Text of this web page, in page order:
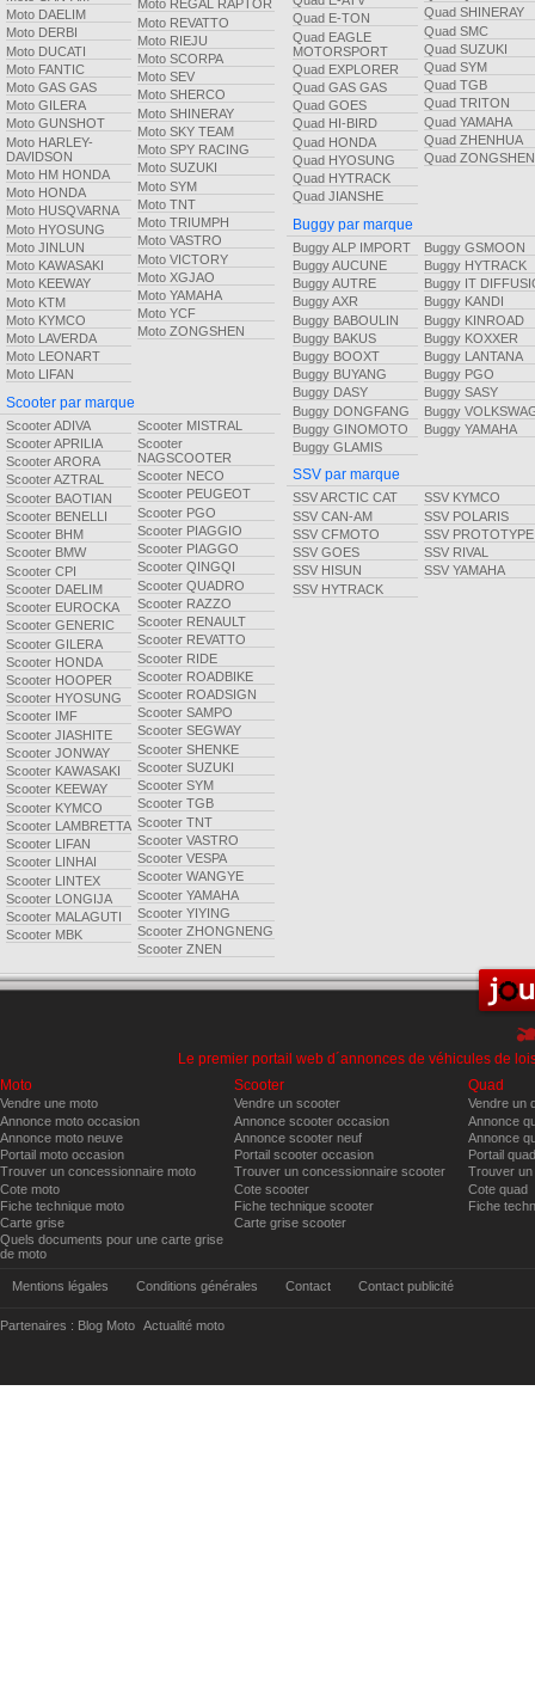
Moto DAELIM
Moto DERBI
Moto DUCATI
Moto FANTIC
Moto GAS GAS
Moto GILERA
Moto GUNSHOT
Moto HARLEY-
DAVIDSON
Moto HM HONDA
Moto HONDA
Moto HUSQVARNA
Moto HYOSUNG
Moto JINLUN
Moto KAWASAKI
Moto KEEWAY
Moto KTM
Moto KYMCO
Moto LAVERDA
Moto LEONART
Moto LIFAN
Moto REGAL RAPTOR
Moto REVATTO
Moto RIEJU
Moto SCORPA
Moto SEV
Moto SHERCO
Moto SHINERAY
Moto SKY TEAM
Moto SPY RACING
Moto SUZUKI
Moto SYM
Moto TNT
Moto TRIUMPH
Moto VASTRO
Moto VICTORY
Moto XGJAO
Moto YAMAHA
Moto YCF
Moto ZONGSHEN
Scooter par marque
Scooter ADIVA
Scooter APRILIA
Scooter ARORA
Scooter AZTRAL
Scooter BAOTIAN
Scooter BENELLI
Scooter BHM
Scooter BMW
Scooter CPI
Scooter DAELIM
Scooter EUROCKA
Scooter GENERIC
Scooter GILERA
Scooter HONDA
Scooter HOOPER
Scooter HYOSUNG
Scooter IMF
Scooter JIASHITE
Scooter JONWAY
Scooter KAWASAKI
Scooter KEEWAY
Scooter KYMCO
Scooter LAMBRETTA
Scooter LIFAN
Scooter LINHAI
Scooter LINTEX
Scooter LONGIJA
Scooter MALAGUTI
Scooter MBK
Scooter MISTRAL
Scooter
NAGSCOOTER
Scooter NECO
Scooter PEUGEOT
Scooter PGO
Scooter PIAGGIO
Scooter PIAGGO
Scooter QINGQI
Scooter QUADRO
Scooter RAZZO
Scooter RENAULT
Scooter REVATTO
Scooter RIDE
Scooter ROADBIKE
Scooter ROADSIGN
Scooter SAMPO
Scooter SEGWAY
Scooter SHENKE
Scooter SUZUKI
Scooter SYM
Scooter TGB
Scooter TNT
Scooter VASTRO
Scooter VESPA
Scooter WANGYE
Scooter YAMAHA
Scooter YIYING
Scooter ZHONGNENG
Scooter ZNEN
Quad E-TON
Quad EAGLE
MOTORSPORT
Quad EXPLORER
Quad GAS GAS
Quad GOES
Quad HI-BIRD
Quad HONDA
Quad HYOSUNG
Quad HYTRACK
Quad JIANSHE
Quad SHINERAY
Quad SMC
Quad SUZUKI
Quad SYM
Quad TGB
Quad TRITON
Quad YAMAHA
Quad ZHENHUA
Quad ZONGSHEN
Buggy par marque
Buggy ALP IMPORT
Buggy AUCUNE
Buggy AUTRE
Buggy AXR
Buggy BABOULIN
Buggy BAKUS
Buggy BOOXT
Buggy BUYANG
Buggy DASY
Buggy DONGFANG
Buggy GINOMOTO
Buggy GLAMIS
Buggy GSMOON
Buggy HYTRACK
Buggy IT
Buggy KANDI
Buggy KINROAD
Buggy KOXXER
Buggy LANTANA
Buggy PGO
Buggy SASY
Buggy
Buggy YAMAHA
SSV par marque
SSV ARCTIC CAT
SSV CAN-AM
SSV CFMOTO
SSV GOES
SSV HISUN
SSV HYTRACK
SSV KYMCO
SSV POLARIS
SSV PROTOTYPE
SSV RIVAL
SSV YAMAHA
Le premier portail web d´annonces de véhicules de
Moto
Vendre une moto
Annonce moto occasion
Annonce moto neuve
Portail moto occasion
Trouver un concessionnaire moto
Cote moto
Fiche technique moto
Carte grise
Quels documents pour une carte grise
de moto
Scooter
Vendre un scooter
Annonce scooter occasion
Annonce scooter neuf
Portail scooter occasion
Trouver un concessionnaire scooter
Cote scooter
Fiche technique scooter
Carte grise scooter
Quad
Vendre un
Annonce
Annonce
Portail
Trouver
Cote quad
Fiche
Mentions légales Conditions générales Contact Contact publicité
Partenaires : Blog Moto Actualité moto